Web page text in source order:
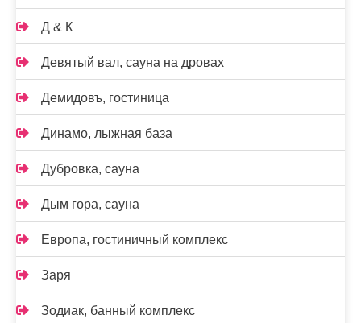
Д & К
Девятый вал, сауна на дровах
Демидовъ, гостиница
Динамо, лыжная база
Дубровка, сауна
Дым гора, сауна
Европа, гостиничный комплекс
Заря
Зодиак, банный комплекс